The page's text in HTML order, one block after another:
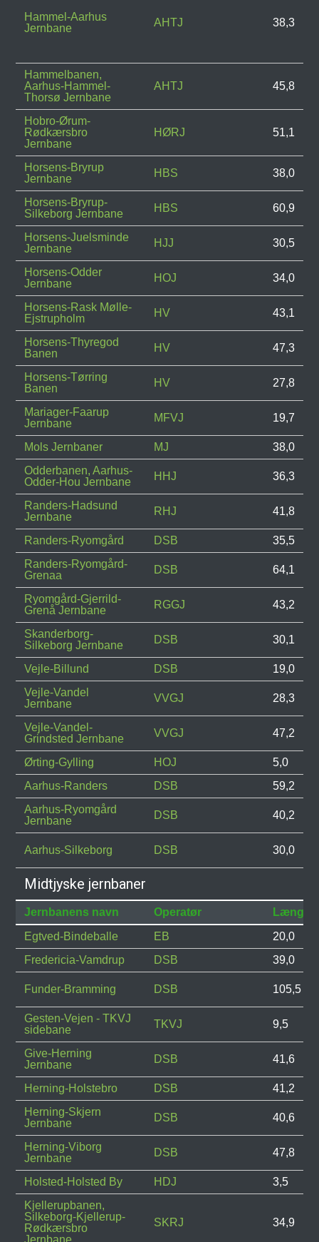
Hammel-Aarhus
Jernbane
AHTJ 38,3
Hammelbanen,
Aarhus-Hammel-
Thorsø Jernbane
AHTJ 45,8
Hobro-Ørum-
Rødkærsbro
Jernbane
HØRJ 51,1
Horsens-Bryrup
Jernbane
HBS 38,0
Horsens-Bryrup-
Silkeborg Jernbane
HBS 60,9
Horsens-Juelsminde
Jernbane
HJJ 30,5
Horsens-Odder
Jernbane
HOJ 34,0
Horsens-Rask Mølle-
Ejstrupholm
HV 43,1
Horsens-Thyregod
Banen
HV 47,3
Horsens-Tørring
Banen
HV 27,8
Mariager-Faarup
Jernbane
MFVJ 19,7
Mols Jernbaner MJ
38,0
Odderbanen, Aarhus-
Odder-Hou Jernbane
HHJ 36,3
Randers-Hadsund
Jernbane
RHJ 41,8
Randers-Ryomgård DSB
35,5
Randers-Ryomgård-
Grenaa
DSB 64,1
Ryomgård-Gjerrild-
Grenå Jernbane
RGGJ 43,2
Skanderborg-
Silkeborg Jernbane
DSB 30,1
Vejle-Billund DSB
19,0
Vejle-Vandel
Jernbane
VVGJ 28,3
Vejle-Vandel-
Grindsted Jernbane
VVGJ 47,2
Ørting-Gylling HOJ
5,0
Aarhus-Randers
DSB
59,2
Aarhus-Ryomgård
Jernbane
DSB 40,2
Aarhus-Silkeborg DSB 30,0
Midtjyske jernbaner
Jernbanens navn Operatør
Længde
Egtved-Bindeballe
EB
20,0
Fredericia-Vamdrup
DSB 39,0
Funder-Bramming DSB 105,5
Gesten-Vejen - TKVJ
sidebane
TKVJ 9,5
Give-Herning
Jernbane
DSB 41,6
Herning-Holstebro DSB
41,2
Herning-Skjern
Jernbane
DSB 40,6
Herning-Viborg
Jernbane
DSB 47,8
Holsted-Holsted By HDJ
3,5
Kjellerupbanen,
Silkeborg-Kjellerup-
Rødkærsbro
Jernbane
SKRJ 34,9